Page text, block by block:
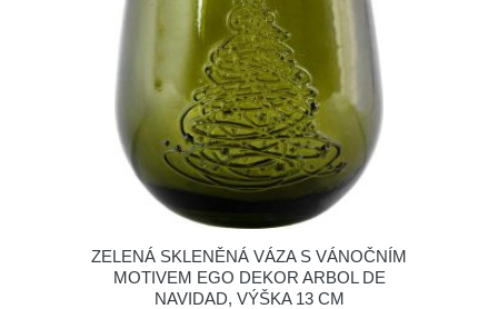
ZELENÁ SKLENĚNÁ VÁZA S VÁNOČNÍM
MOTIVEM EGO DEKOR ARBOL DE
NAVIDAD, VÝŠKA 13 CM